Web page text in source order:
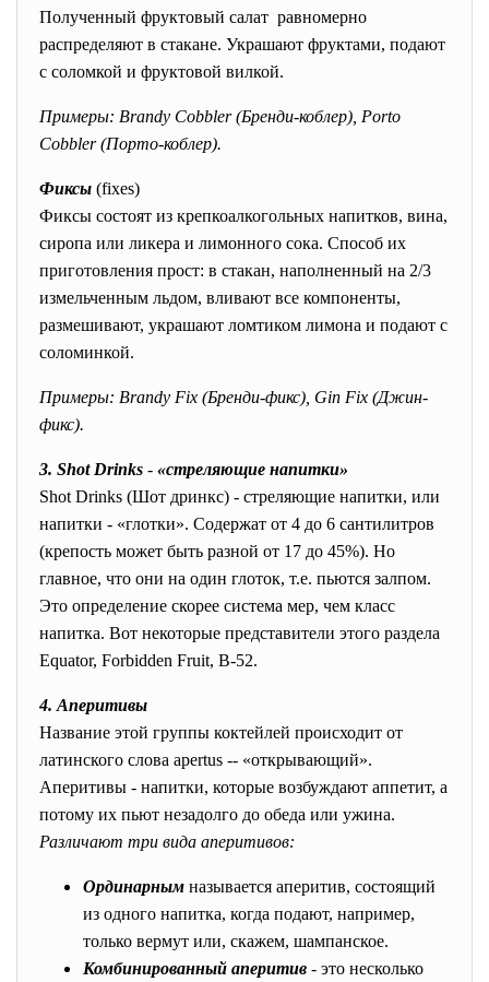
Полученный фруктовый салат равномерно
распределяют в стакане. Украшают фруктами, подают
с соломкой и фруктовой вилкой.
Примеры: Brandy Cobbler (Бренди-коблер), Porto
Cobbler (Порто-коблер).
Фиксы (fixes)
Фиксы состоят из крепкоалкогольных напитков, вина,
сиропа или ликера и лимонного сока. Способ их
приготовления прост: в стакан, наполненный на 2/3
измельченным льдом, вливают все компоненты,
размешивают, украшают ломтиком лимона и подают с
соломинкой.
Примеры: Brandy Fix (Бренди-фикс), Gin Fix (Джин-
фикс).
3. Shot Drinks - «стреляющие напитки»
Shot Drinks (Шот дринкс) - стреляющие напитки, или
напитки - «глотки». Содержат от 4 до 6 сантилитров
(крепость может быть разной от 17 до 45%). Но
главное, что они на один глоток, т.е. пьются залпом.
Это определение скорее система мер, чем класс
напитка. Вот некоторые представители этого раздела
Equator, Forbidden Fruit, B-52.
4. Аперитивы
Название этой группы коктейлей происходит от
латинского слова apertus -- «открывающий».
Аперитивы - напитки, которые возбуждают аппетит, а
потому их пьют незадолго до обеда или ужина.
Различают три вида аперитивов:
Ординарным называется аперитив, состоящий
из одного напитка, когда подают, например,
только вермут или, скажем, шампанское.
Комбинированный аперитив - это несколько